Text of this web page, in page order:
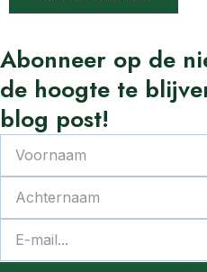
Abonneer op de
de hoogte te
blog post!